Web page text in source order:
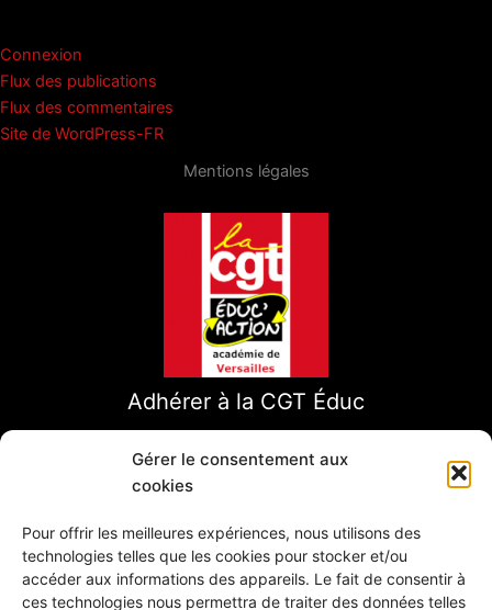
Gérer le consentement aux
cookies
Pour offrir les meilleures expériences, nous utilisons des
technologies telles que les cookies pour stocker et/ou
accéder aux informations des appareils. Le fait de consentir à
ces technologies nous permettra de traiter des données telles
Connexion
Flux des publications
Flux des commentaires
Site de WordPress-FR
Mentions légales
Adhérer à la CGT Éduc